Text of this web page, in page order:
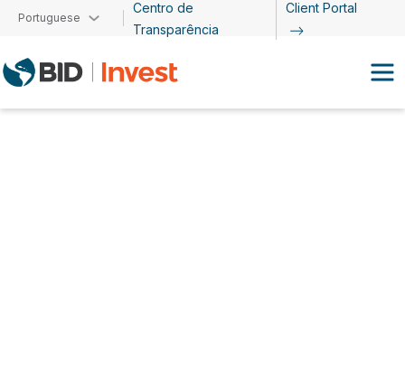
Passar para o conteúdo principal
Portuguese
Centro de
Transparência
Client Portal